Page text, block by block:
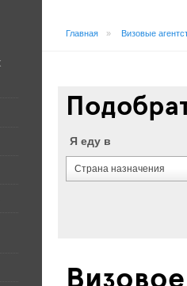
Главная » Визовые
Я еду в
Страна назначения